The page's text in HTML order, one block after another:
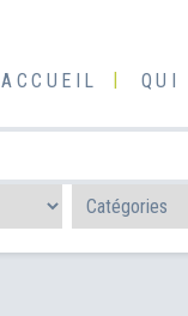
ACCUEIL QUI